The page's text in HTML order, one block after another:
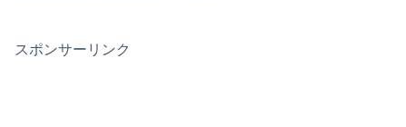
スポンサーリンク